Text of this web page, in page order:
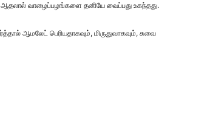
ஆதலால் வாழைப்பழங்களை தனியே வைப்பது உகந்தது.
ஆமலேட் பெரியதாகவும், மிருதுவாகவும், சுவை